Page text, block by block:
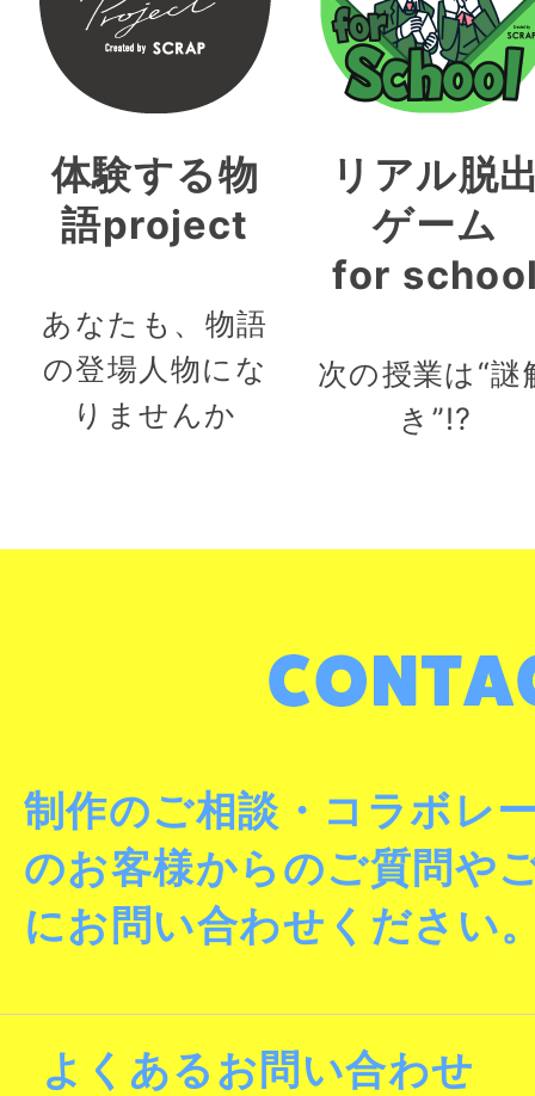
体験する物
語project
あなたも、物語
の登場人物にな
りませんか
リアル脱
ゲーム
for
次の授業は“謎
き”!?
制作のご相談・コラボレ
のお客様からのご質問や
にお問い合わせください
よくあるお問い合わせ